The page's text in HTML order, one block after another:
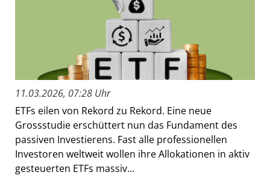
11.03.2026, 07:28 Uhr
ETFs eilen von Rekord zu Rekord. Eine neue
Grossstudie erschüttert nun das Fundament des
passiven Investierens. Fast alle professionellen
Investoren weltweit wollen ihre Allokationen in aktiv
gesteuerten ETFs massiv...